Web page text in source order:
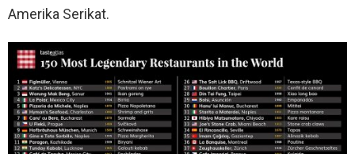
Amerika Serikat.